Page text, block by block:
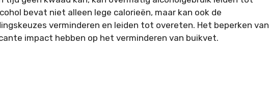
bevat niet alleen lege calorieën, maar kan ook de
verminderen en leiden tot overeten. Het beperken van
impact hebben op het verminderen van buikvet.